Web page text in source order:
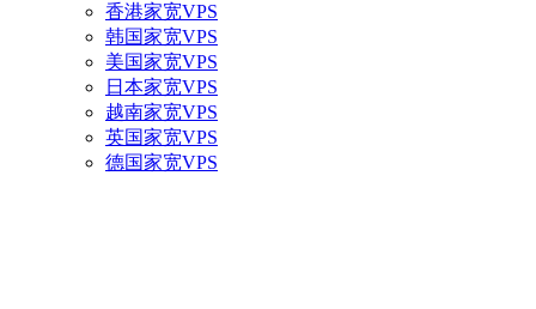
香港家宽VPS
韩国家宽VPS
美国家宽VPS
日本家宽VPS
越南家宽VPS
英国家宽VPS
德国家宽VPS